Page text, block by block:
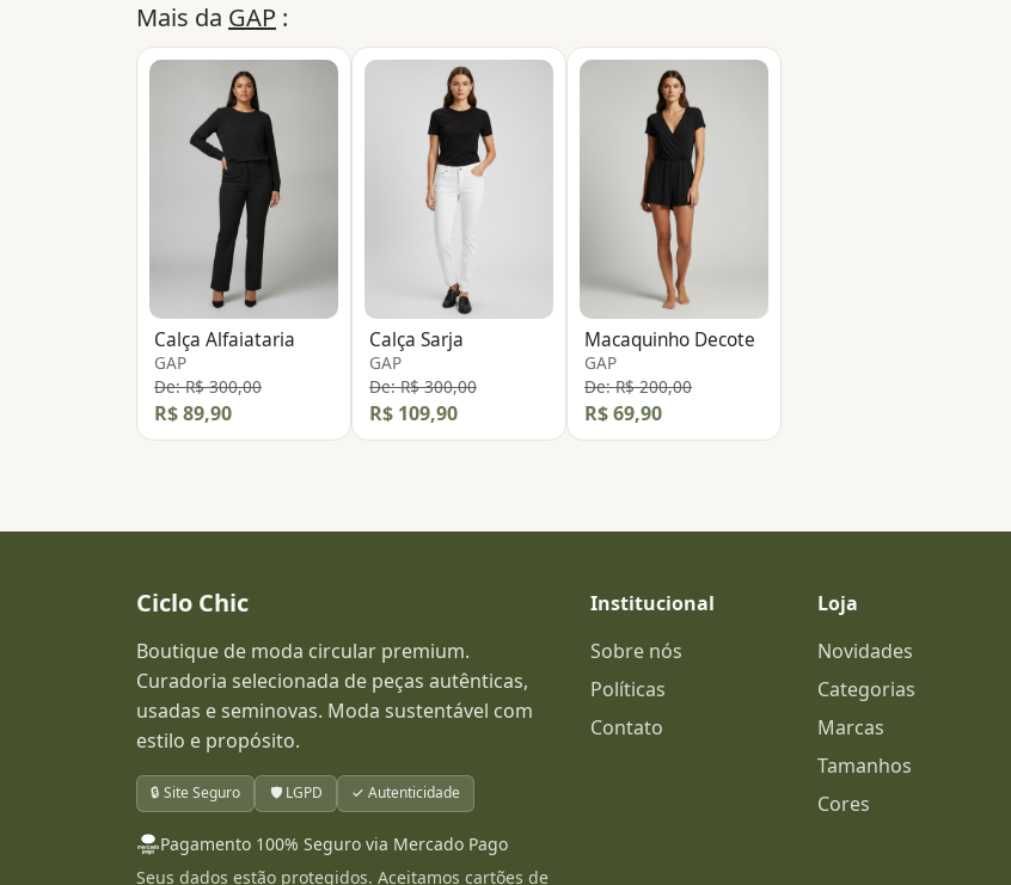
Mais da GAP :
Calça Alfaiataria
GAP
De: R$ 300,00
R$ 89,90
Calça Sarja
GAP
De: R$ 300,00
R$ 109,90
Macaquinho Decote
GAP
De: R$ 200,00
R$ 69,90
Ciclo Chic
Boutique de moda circular premium.
Curadoria selecionada de peças autênticas,
usadas e seminovas. Moda sustentável com
estilo e propósito.
🔒 Site Seguro 🛡️ LGPD ✓ Autenticidade
Pagamento 100% Seguro via Mercado Pago
Seus dados estão protegidos. Aceitamos cartões de
Institucional
Sobre nós
Políticas
Contato
Loja
Novidades
Categorias
Marcas
Tamanhos
Cores